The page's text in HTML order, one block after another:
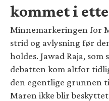
kommet i
Minnemarkeringen for
strid og avlysning før
holdes. Jawad Raja,
debatten kom altfor
den egentlige grunnen
Maren ikke blir